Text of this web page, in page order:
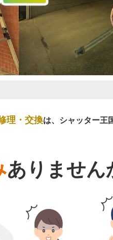
理・交換は、シャッター王
ありません